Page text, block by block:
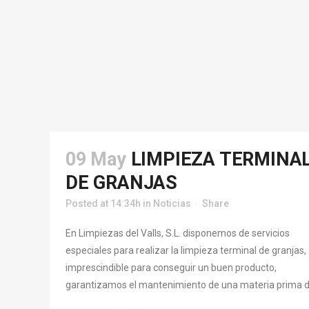
09 May LIMPIEZA
DE GRANJAS
Posted at 14:34h in Noticias Share
En Limpiezas del Valls, S.L. disponemos de servicios
especiales para realizar la limpieza terminal de granjas,
imprescindible para conseguir un buen producto,
garantizamos el mantenimiento de una materia prima